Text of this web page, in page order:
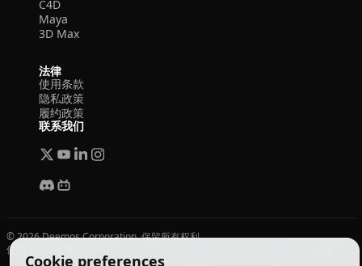
Cookie preferences
C4D
Maya
3D Max
法律
使用条款
隐私政策
履约政策
联系我们
© 2026 Deemos Corporation. 保留所有权利
使用条款